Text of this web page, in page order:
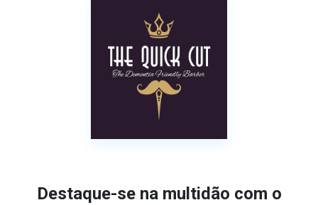
Destaque-se na multidão com o